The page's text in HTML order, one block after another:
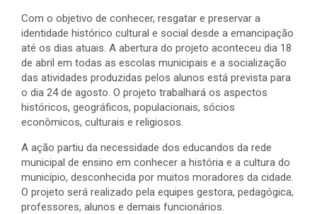
Com o objetivo de conhecer, resgatar e preservar a
identidade histórico cultural e social desde a emancipação
até os dias atuais. A abertura do projeto aconteceu dia 18
de abril em todas as escolas municipais e a socialização
das atividades produzidas pelos alunos está prevista para
o dia 24 de agosto. O projeto trabalhará os aspectos
históricos, geográficos, populacionais, sócios
econômicos, culturais e religiosos.
A ação partiu da necessidade dos educandos da rede
municipal de ensino em conhecer a história e a cultura do
município, desconhecida por muitos moradores da cidade.
O projeto será realizado pela equipes gestora, pedagógica,
professores, alunos e demais funcionários.